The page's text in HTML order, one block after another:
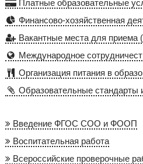
Платные образовательные
Финансово-хозяйственная
Вакантные места для приема
Международное
Организация питания в
Образовательные стандарты
Введение ФГОС СОО и ФООП
Воспитательная работа
Всероссийские проверочные